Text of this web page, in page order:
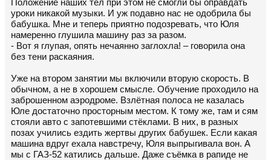
Положение наших тел при этом не смогли бы оправдать
уроки никакой музыки. И уж подавно нас не одобрила бы
бабушка. Мне и теперь приятно подозревать, что Юля
намеренно глушила машину раз за разом.
- Вот я глупая, опять нечаянно заглохла! – говорила она
без тени раскаяния.
Уже на втором занятии мы включили вторую скорость. В
обычном, а не в хорошем смысле. Обучение проходило на
заброшенном аэродроме. Взлётная полоса не казалась
Юле достаточно просторным местом. К тому же, там и сям
стояли авто с запотевшими стёклами. В них, в разных
позах учились ездить жертвы других бабушек. Если какая
машина вдруг ехала навстречу, Юля выпрыгивала вон. А
мы с ГАЗ-52 катились дальше. Даже съёмка в рапиде не